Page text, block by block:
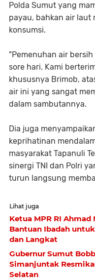
Polda Sumut yang
payau, bahkan air laut
konsumsi.
"Pemenuhan air
sore hari. Kami
khususnya Brimob,
air ini yang sangat
dalam sambutannya.
Dia juga
keprihatinan
masyarakat Tapanuli
sinergi TNI dan Polri
turun langsung
Lihat juga
Ketua MPR RI
Bantuan Ibadah
dan Langkat
Gubernur Sumut
Simanjuntak
Selatan